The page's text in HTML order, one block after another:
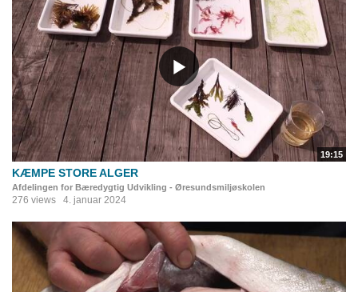
19:15
KÆMPE STORE ALGER
Afdelingen for Bæredygtig Udvikling - Øresundsmiljøskolen
276 views 4. januar 2024